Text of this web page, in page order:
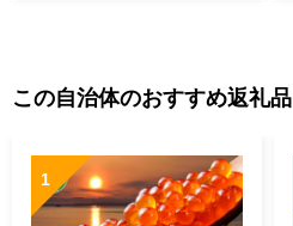
この自治体のおすすめ返礼品
1